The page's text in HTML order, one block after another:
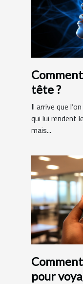
tête ?
Il arrive que
qui lui rendent
mais...
pour